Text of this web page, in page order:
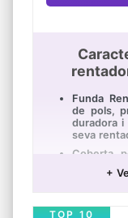
Funda
de pols,
duradora
seva
Coberta
sense
La
+
TOP 10